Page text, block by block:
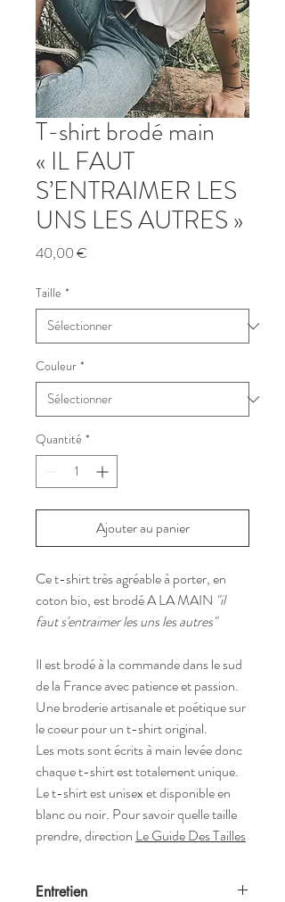
T-shirt brodé main
« IL FAUT
S’ENTRAIMER LES
UNS LES AUTRES »
40,00 €
Taille *
Couleur *
Quantité *
Ajouter au panier
Ce t-shirt très agréable à porter, en
coton bio, est brodé A LA MAIN "il
faut s'entraimer les uns les autres"
Il est brodé à la commande dans le sud
de la France avec patience et passion.
Une broderie artisanale et poétique sur
le coeur pour un t-shirt original.
Les mots sont écrits à main levée donc
chaque t-shirt est totalement unique.
Le t-shirt est unisex et disponible en
blanc ou noir. Pour savoir quelle taille
prendre, direction Le Guide Des Tailles
Entretien